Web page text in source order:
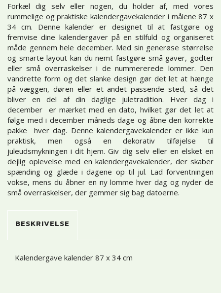
Forkæl dig selv eller nogen, du holder af, med vores
rummelige og praktiske kalendergavekalender i målene 87 x
34 cm. Denne kalender er designet til at fastgøre og
fremvise dine kalendergaver på en stilfuld og organiseret
måde gennem hele december. Med sin generøse størrelse
og smarte layout kan du nemt fastgøre små gaver, godter
eller små overraskelser i de nummererede lommer. Den
vandrette form og det slanke design gør det let at hænge
på væggen, døren eller et andet passende sted, så det
bliver en del af din daglige juletradition. Hver dag i
december er mærket med en dato, hvilket gør det let at
følge med i december måneds dage og åbne den korrekte
pakke hver dag. Denne kalendergavekalender er ikke kun
praktisk, men også en dekorativ tilføjelse til
juleudsmykningen i dit hjem. Giv dig selv eller en elsket en
dejlig oplevelse med en kalendergavekalender, der skaber
spænding og glæde i dagene op til jul. Lad forventningen
vokse, mens du åbner en ny lomme hver dag og nyder de
små overraskelser, der gemmer sig bag datoerne.
BESKRIVELSE
Kalendergave kalender 87 x 34 cm